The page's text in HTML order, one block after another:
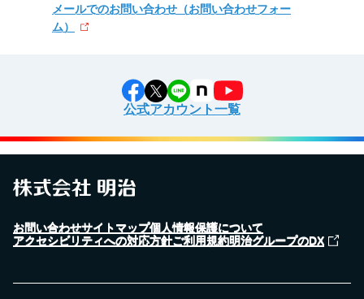
メールでのお問い合わせ （お問い合わせフォー
ム）
公式アカウント一覧
お問い合わせサイトマップ個人情報保護について
アクセシビリティへの対応方針ご利用規約明治グループのDX